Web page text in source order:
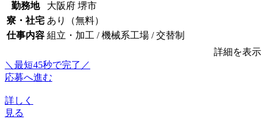
勤務地
大阪府 堺市
寮・社宅 あり（無料）
仕事内容 組立・加工 / 機械系工場 / 交替制
詳細を表示
＼最短45秒で完了／
応募へ進む
詳しく
見る